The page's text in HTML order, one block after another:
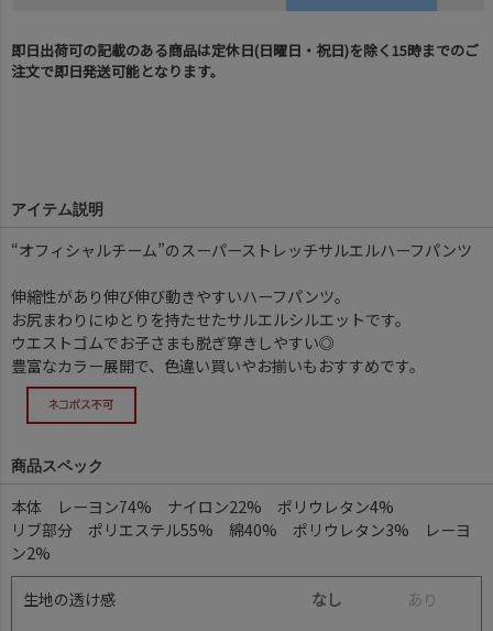
即日出荷可の記載のある商品は定休日(日曜日・祝日)を除く15時までのご
注文で即日発送可能となります。
アイテム説明
“オフィシャルチーム”のスーパーストレッチサルエルハーフパンツ
伸縮性があり伸び伸び動きやすいハーフパンツ。
お尻まわりにゆとりを持たせたサルエルシルエットです。
ウエストゴムでお子さまも脱ぎ穿きしやすい◎
豊富なカラー展開で、色違い買いやお揃いもおすすめです。
商品スペック
本体 レーヨン74% ナイロン22% ポリウレタン4%
リブ部分 ポリエステル55% 綿40% ポリウレタン3% レーヨ
ン2%
生地の透け感 なし あ り